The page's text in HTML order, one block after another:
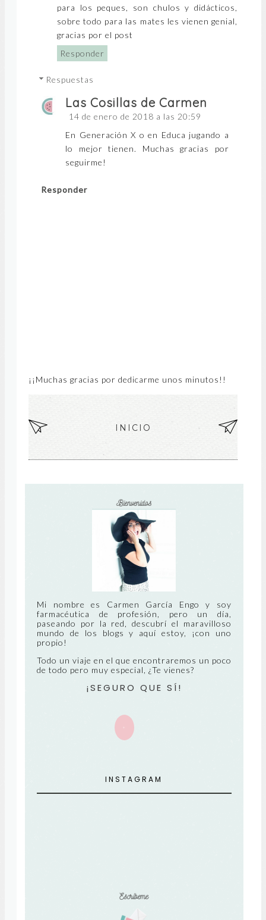
para los peques, son chulos y didácticos,
sobre todo para las mates les vienen genial,
gracias por el post
Responder
Respuestas
Las Cosillas de Carmen
14 de enero de 2018 a las 20:59
En Generación X o en Educa jugando a
lo mejor tienen. Muchas gracias por
seguirme!
Responder
¡¡Muchas gracias por dedicarme unos minutos!!
EN
NT
E
EN
INICIO
Mi nombre es Carmen García Engo y soy
farmacéutica de profesión, pero un día,
paseando por la red, descubrí el maravilloso
mundo de los blogs y aquí estoy, ¡con uno
propio!
Todo un viaje en el que encontraremos un poco
de todo pero muy especial, ¿Te vienes?
¡SEGURO QUE SÍ!
+
INSTAGRAM